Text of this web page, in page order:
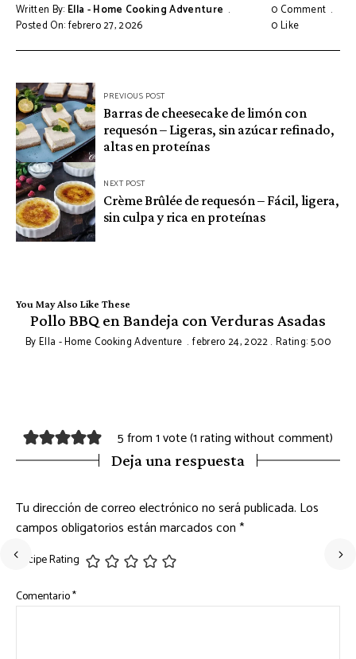
Written By: Ella - Home Cooking Adventure
Posted On: febrero 27, 2026
0 Comment
0Like
Navegación
de
entradas
PREVIOUS POST
Barras de cheesecake de limón con
requesón – Ligeras, sin azúcar refinado,
altas en proteínas
NEXT POST
Crème Brûlée de requesón – Fácil, ligera,
sin culpa y rica en proteínas
You May Also Like These
Pollo BBQ en Bandeja con Verduras Asadas
ByElla - Home Cooking Adventure febrero 24, 2022 Rating: 5.00
5 from 1 vote (1 rating without comment)
Deja una respuesta
Tu dirección de correo electrónico no será publicada. Los
campos obligatorios están marcados con*
Recipe Rating
Comentario*